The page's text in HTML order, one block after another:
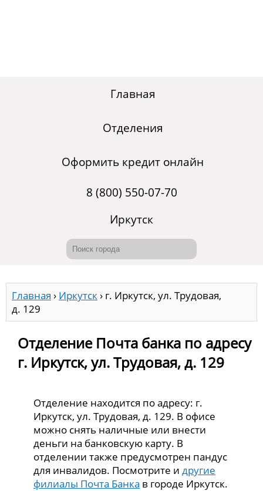
Главная
Отделения
Оформить кредит онлайн
8 (800) 550-07-70
Иркутск
Главная › Иркутск› г. Иркутск, ул. Трудовая,
д. 129
Отделение Почта банка по адресу
г. Иркутск, ул. Трудовая, д. 129
Отделение находится по адресу: г.
Иркутск, ул. Трудовая, д. 129. В офисе
можно снять наличные или внести
деньги на банковскую карту. В
отделении также предусмотрен пандус
для инвалидов. Посмотрите идругие
филиалы Почта Банка в городе Иркутск.